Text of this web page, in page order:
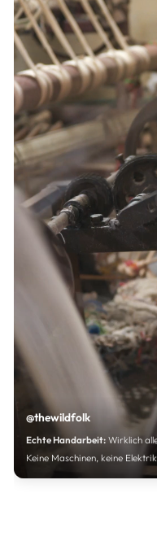
@thewildfolk
Echte Handarbeit: Wirklich
Keine Maschinen, keine